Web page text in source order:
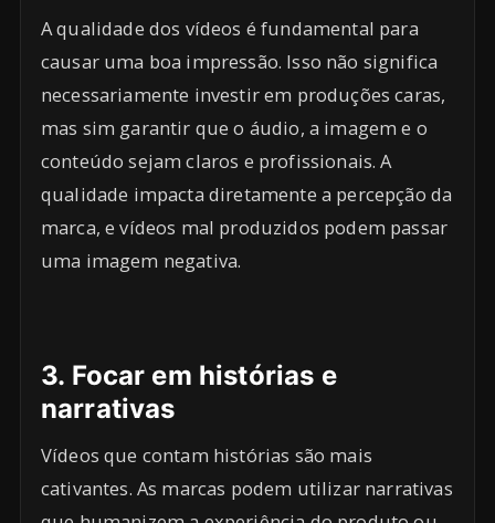
A qualidade dos vídeos é fundamental para
causar uma boa impressão. Isso não significa
necessariamente investir em produções caras,
mas sim garantir que o áudio, a imagem e o
conteúdo sejam claros e profissionais. A
qualidade impacta diretamente a percepção da
marca, e vídeos mal produzidos podem passar
uma imagem negativa.
3. Focar em histórias e
narrativas
Vídeos que contam histórias são mais
cativantes. As marcas podem utilizar narrativas